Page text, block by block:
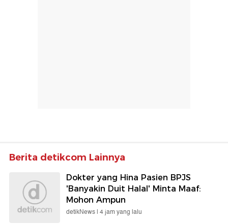
Berita detikcom Lainnya
Dokter yang Hina Pasien BPJS
'Banyakin Duit Halal' Minta Maaf:
Mohon Ampun
detikNews | 4 jam yang lalu